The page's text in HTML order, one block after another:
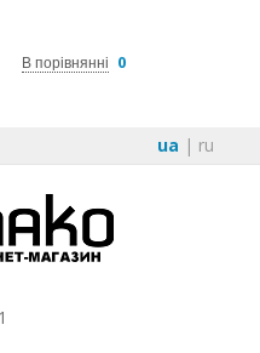
В порівнянні 0
ua | ru